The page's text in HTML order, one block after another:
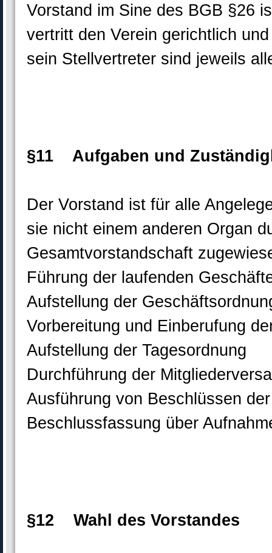
Vorstand im Sine des BGB §26
vertritt den Verein gerichtlich
sein Stellvertreter sind jeweils
§11 Aufgaben und
Der Vorstand ist für alle
sie nicht einem anderen Organ
Gesamtvorstandschaft
Führung der laufenden
Aufstellung der
Vorbereitung und Einberufung
Aufstellung der Tagesordnung
Durchführung der
Ausführung von Beschlüssen
Beschlussfassung über
§12 Wahl des Vorstandes